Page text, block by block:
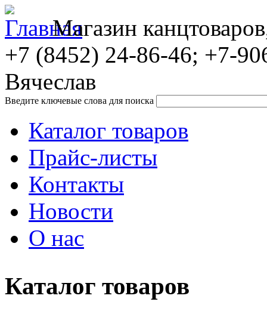
Магазин
+7 (8452) 24-86-46; +7-
Вячеслав
Введите ключевые слова для поиска
Каталог товаров
Прайс-листы
Контакты
Новости
О нас
Каталог товаров